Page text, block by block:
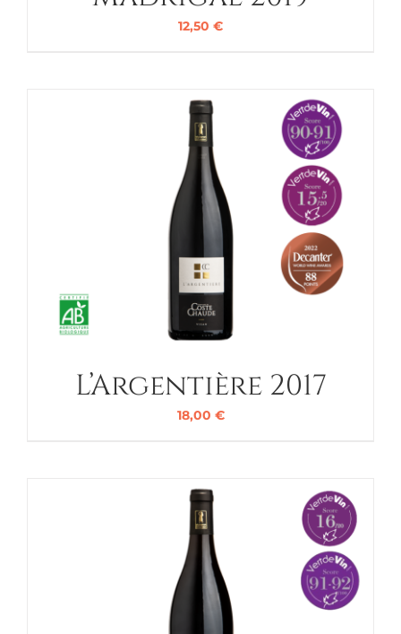
12,50 €
L’Argentière 2017
18,00 €